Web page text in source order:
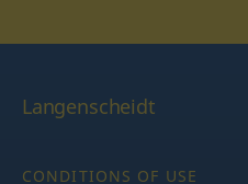
Langenscheidt
CONDITIONS OF USE